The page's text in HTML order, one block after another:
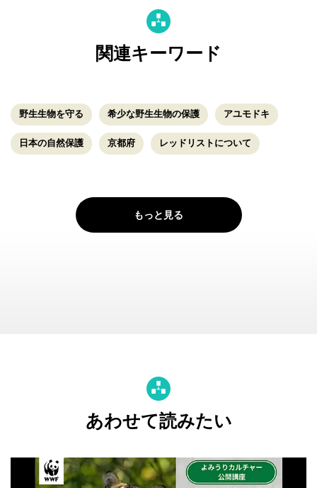
関連キーワード
野生生物を守る 希少な野生生物の保護 アユモドキ
日本の自然保護 京都府 レッドリストについて
もっと見る
あわせて読みたい